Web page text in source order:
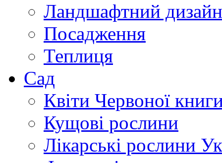
Ландшафтний дизайн
Посадження
Теплиця
Сад
Квіти Червоної
Кущові рослини
Лікарські рослини